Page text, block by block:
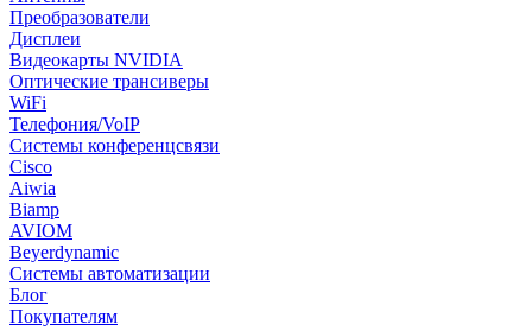
Преобразователи
Дисплеи
Видеокарты NVIDIA
Оптические трансиверы
WiFi
Телефония/VoIP
Системы конференцсвязи
Cisco
Aiwia
Biamp
AVIOM
Beyerdynamic
Системы автоматизации
Блог
Покупателям